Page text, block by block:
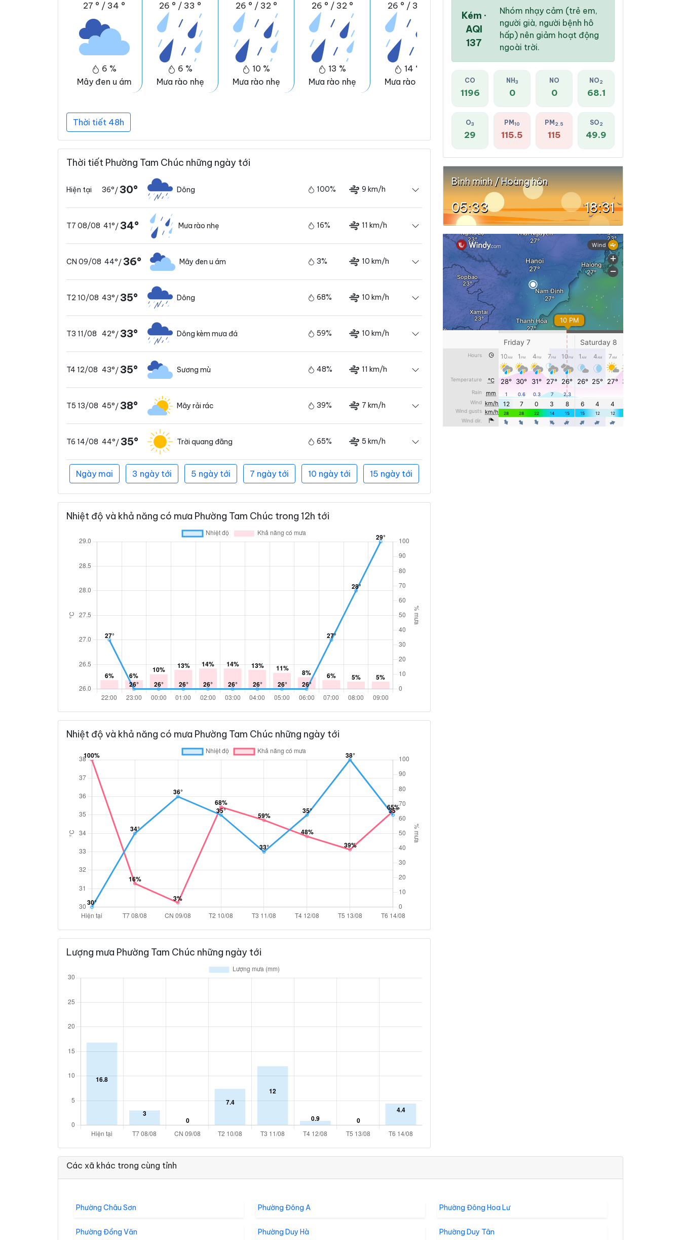
27 ° / 34 °
6 %
Mây đen u ám
26 ° / 33 °
6 %
Mưa rào nhẹ
26 ° / 32 °
10 %
Mưa rào nhẹ
26 ° / 32 °
13 %
Mưa rào nhẹ
26 ° / 32 °
14 %
Mưa rào nhẹ
32 °
Mưa rào nhẹ
26 °
32 °
Mưa rào nhẹ
Thời tiết 48h
Thời tiết Phường Tam Chúc những ngày tới
Hiện tại 36°/30° Dông 100% 9 km/h
T7 08/08 41°/34° Mưa rào nhẹ 16% 11 km/h
CN 09/08 44°/36° Mây đen u ám 3% 10 km/h
T2 10/08 43°/35° Dông 68% 10 km/h
T3 11/08 42°/33° Dông kèm mưa đá 59% 10 km/h
T4 12/08 43°/35° Sương mù 48% 11 km/h
T5 13/08 45°/38° Mây rải rác 39% 7 km/h
T6 14/08 44°/35° Trời quang đãng 65% 5 km/h
Ngày mai 3 ngày tới 5 ngày tới 7 ngày tới 10 ngày tới 15 ngày tới
Nhiệt độ và khả năng có mưa Phường Tam Chúc trong 12h tới
Nhiệt độ và khả năng có mưa Phường Tam Chúc những ngày tới
Lượng mưa Phường Tam Chúc những ngày tới
Kém ·
AQI
137
Nhóm nhạy cảm (trẻ em,
người già, người bệnh hô
hấp) nên giảm hoạt động
ngoài trời.
CO
1196
NH 3
0
NO
0
NO2
68.1
O3
29
PM10
115.5
PM 2.5
115
SO2
49.9
Bình minh / Hoàng hôn
05:33 18:31
Các xã khác trong cùng tỉnh
Phường Châu Sơn Phường Đông A Phường Đông Hoa Lư
Phường Đồng Văn Phường Duy Hà Phường Duy Tân